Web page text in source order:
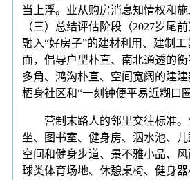
当上浮。业从购房消息知情权和施
（三）总结评估阶段（2027岁尾
融入“好房子”的建材利用、建制
面，倡导户型朴直、南北通透的
多角、鸿沟朴直、空间宽阔的建
栖身社区和“一刻钟便平易近糊口
营制末路人的邻里交往标准。
坐、图书室、健身房、泅水池、
空间和健身步道、景不雅小品、风
球类体育场地、休憩桌椅、健身器